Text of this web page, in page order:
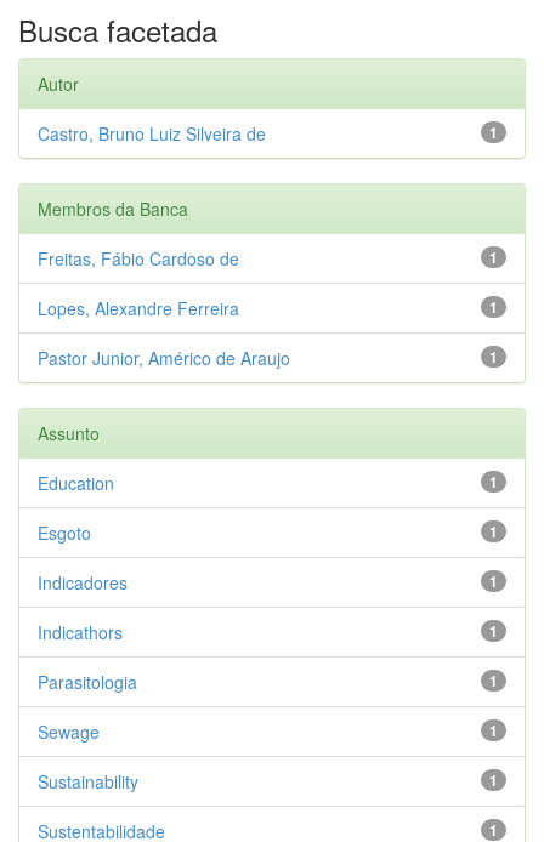
Busca facetada
Autor
1
Castro, Bruno Luiz Silveira de
Membros da Banca
1
Freitas, Fábio Cardoso de
1
Lopes, Alexandre Ferreira
1
Pastor Junior, Américo de Araujo
Assunto
1
Education
1
Esgoto
1
Indicadores
1
Indicathors
1
Parasitologia
1
Sewage
1
Sustainability
1
Sustentabilidade